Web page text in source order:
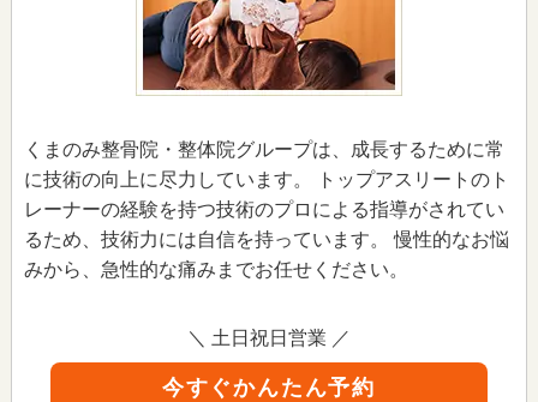
くまのみ整骨院・整体院グループは、成長するために常
に技術の向上に尽力しています。 トップアスリートのト
レーナーの経験を持つ技術のプロによる指導がされてい
るため、技術力には自信を持っています。 慢性的なお悩
みから、急性的な痛みまでお任せください。
＼ 土日祝日営業 ／
今すぐかんたん予約